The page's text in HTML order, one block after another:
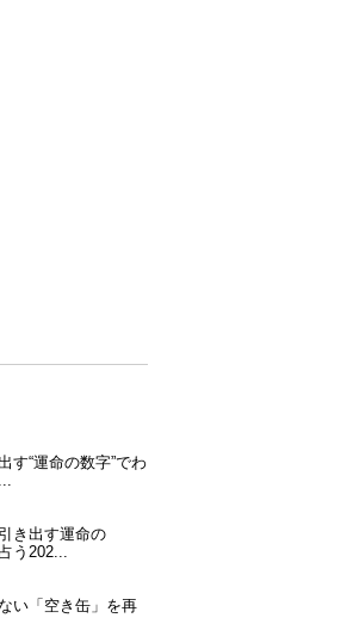
す“運命の数字”でわ
き出す運命の
う202...
い「空き缶」を再